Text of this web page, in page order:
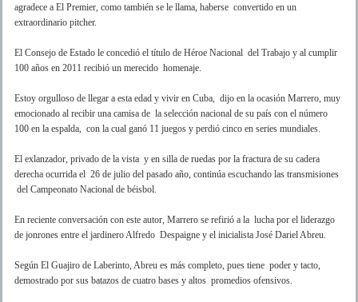
agradece a El Premier, como también se le llama, haberse convertido en un
extraordinario pitcher.
El Consejo de Estado le concedió el título de Héroe Nacional del Trabajo y al cumplir
100 años en 2011 recibió un merecido homenaje.
Estoy orgulloso de llegar a esta edad y vivir en Cuba, dijo en la ocasión Marrero, muy
emocionado al recibir una camisa de la selección nacional de su país con el número
100 en la espalda, con la cual ganó 11 juegos y perdió cinco en series mundiales.
El exlanzador, privado de la vista y en silla de ruedas por la fractura de su cadera
derecha ocurrida el 26 de julio del pasado año, continúa escuchando las transmisiones
del Campeonato Nacional de béisbol.
En reciente conversación con este autor, Marrero se refirió a la lucha por el liderazgo
de jonrones entre el jardinero Alfredo Despaigne y el inicialista José Dariel Abreu.
Según El Guajiro de Laberinto, Abreu es más completo, pues tiene poder y tacto,
demostrado por sus batazos de cuatro bases y altos promedios ofensivos.